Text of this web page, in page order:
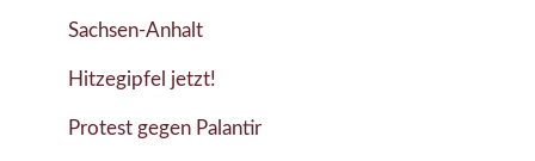
Sachsen-Anhalt
Hitzegipfel jetzt!
Protest gegen Palantir